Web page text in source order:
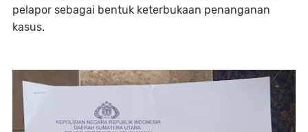
pelapor sebagai bentuk keterbukaan penanganan
kasus.